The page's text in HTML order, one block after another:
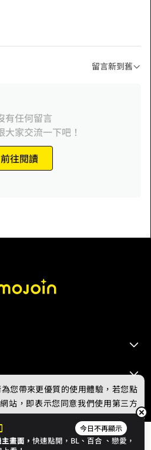
留言新到舊
有任何留言
大家交流一下吧！
前往閱讀
今日不再顯示
畫面，快速點開，BL、百合 、戀愛，
您帶來更優質的使用體驗，若您點
站，即表示您同意我們使用第三方
見隱私權政策。